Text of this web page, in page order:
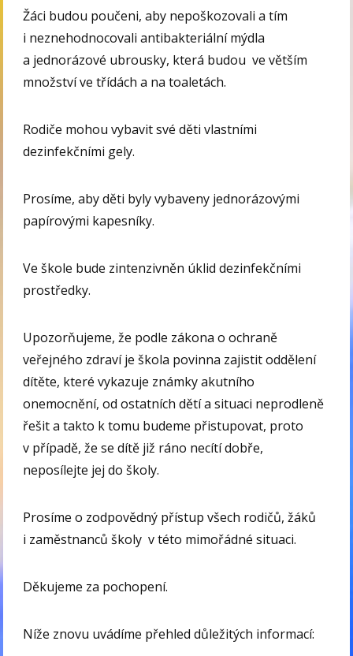
Žáci budou poučeni, aby nepoškozovali a tím
i neznehodnocovali antibakteriální mýdla
a jednorázové ubrousky, která budou ve větším
množství ve třídách a na toaletách.
Rodiče mohou vybavit své děti vlastními
dezinfekčními gely.
Prosíme, aby děti byly vybaveny jednorázovými
papírovými kapesníky.
Ve škole bude zintenzivněn úklid dezinfekčními
prostředky.
Upozorňujeme, že podle zákona o ochraně
veřejného zdraví je škola povinna zajistit oddělení
dítěte, které vykazuje známky akutního
onemocnění, od ostatních dětí a situaci neprodleně
řešit a takto k tomu budeme přistupovat, proto
v případě, že se dítě již ráno necítí dobře,
neposílejte jej do školy.
Prosíme o zodpovědný přístup všech rodičů, žáků
i zaměstnanců školy v této mimořádné situaci.
Děkujeme za pochopení.
Níže znovu uvádíme přehled důležitých informací: